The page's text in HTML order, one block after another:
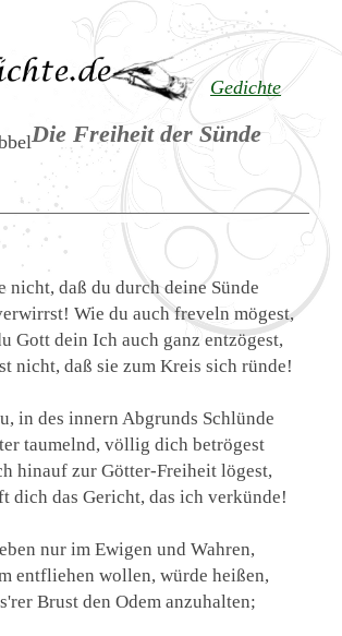
Gedichte
Die Freiheit der Sünde
nicht, daß du durch deine Sünde
Wie du auch freveln mögest,
Gott dein Ich auch ganz entzögest,
nicht, daß sie zum Kreis sich ründe!
in des innern Abgrunds Schlünde
taumelnd, völlig dich betrögest
hinauf zur Götter-Freiheit lögest,
dich das Gericht, das ich verkünde!
nur im Ewigen und Wahren,
entfliehen wollen, würde heißen,
Brust den Odem anzuhalten;